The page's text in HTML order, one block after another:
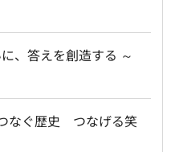
、答えを創造する ～
ぐ歴史 つなげる笑